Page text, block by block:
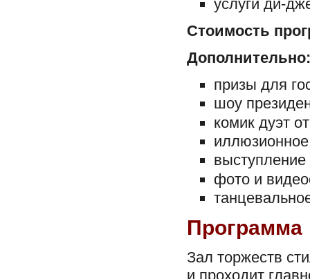
услуги ди-
Стоимость
Дополнительно:
призы для
шоу
комик дуэт
фото и
Зал торжеств
и проходит